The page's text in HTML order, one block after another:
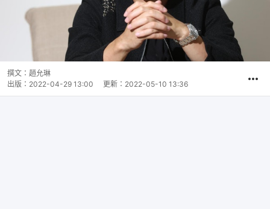
撰文： 趙允琳
出版： 2022-04-29 13:00 更新： 2022-05-10 13:36